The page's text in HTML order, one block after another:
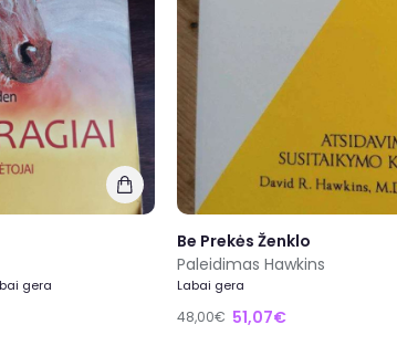
gera
Be Prekės Ženklo
Paleidimas Hawkins
Labai gera
48,00€ 51,07€